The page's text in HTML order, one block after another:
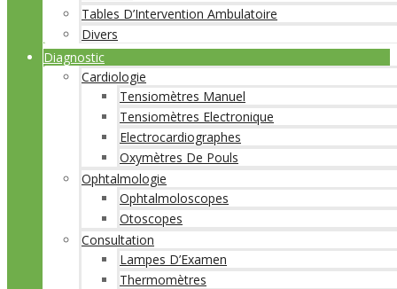
Tables D’Intervention Ambulatoire
Divers
Diagnostic
Cardiologie
Tensiomètres Manuel
Tensiomètres Electronique
Electrocardiographes
Oxymètres De Pouls
Ophtalmologie
Ophtalmoloscopes
Otoscopes
Consultation
Lampes D’Examen
Thermomètres